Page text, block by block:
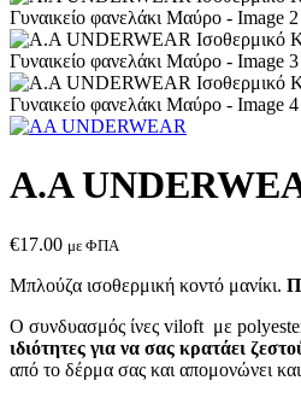
Α.A
€17.00 με ΦΠΑ
Μπλούζα ισοθερμική κοντό μανίκι.
Ο συνδυασμός ίνες viloft με
ιδιότητες για να σας κρατάει
από το δέρμα σας και απομονώνει